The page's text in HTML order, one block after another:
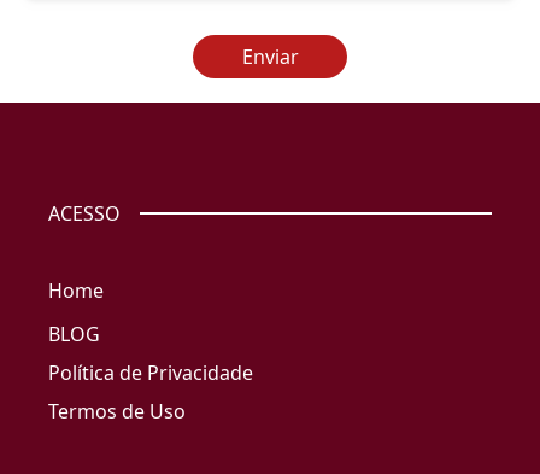
Enviar
ACESSO
Home
BLOG
Política de Privacidade
Termos de Uso